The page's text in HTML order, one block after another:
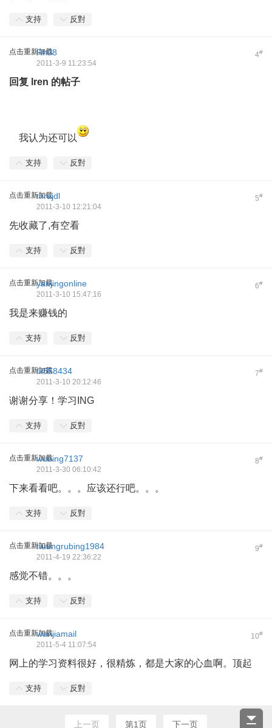
支持 反對
点击重新加载 4#
Rh08
2011-3-9 11:23:54
回复 lren 的帖子
我认为还可以
支持 反對
点击重新加载 5#
mrajdl
2011-3-10 12:21:04
先收藏了,有空看
支持 反對
点击重新加载 6#
yanjingonline
2011-3-10 15:47:16
我是来赚钱的
支持 反對
点击重新加载 7#
fx558434
2011-3-10 20:12:46
谢谢分享！学习ING
支持 反對
点击重新加载 8#
wubing7137
2011-3-30 06:10:42
下来看看吧。。。应该还行吧。。。
支持 反對
点击重新加载 9#
huangrubing1984
2011-4-19 22:36:22
感觉不错。。。
支持 反對
点击重新加载 10#
wanjiamail
2011-5-4 11:07:54
网上的学习资料很好，很精炼，都是大家的心血啊。顶起
支持 反對
上一页 第1页 下一页